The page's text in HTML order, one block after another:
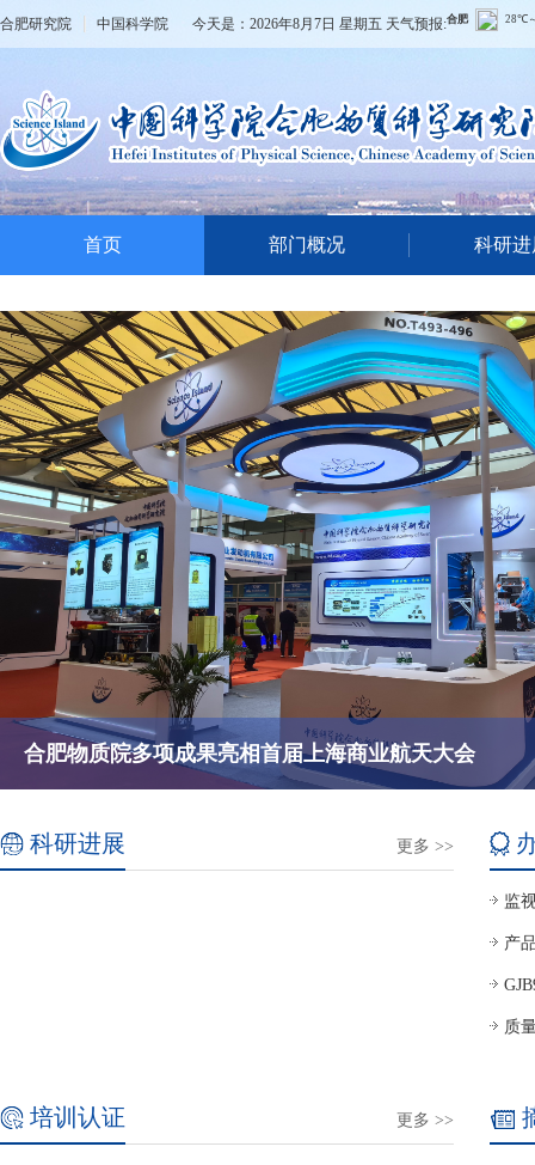
合肥研究院 中国科学院 今天是： 2026年8月7日 星期五 天气预报:
首页 部门概况 科研进
合肥物质院多项成果亮相首届上海商业航天大会
科研进展 更多 >>
监
产
质
培训认证 更多 >>